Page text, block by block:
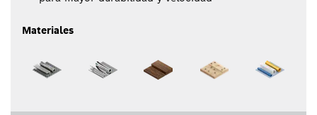
Materiales